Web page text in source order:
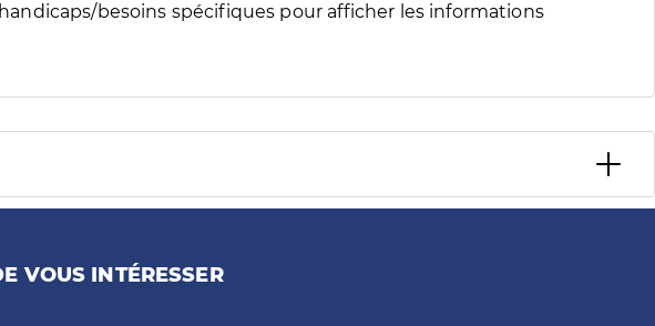
besoins spécifiques pour afficher les informations
VOUS INTÉRESSER